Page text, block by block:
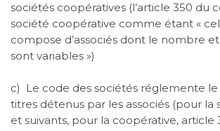
sociétés coopératives (l’article 350 du
société coopérative comme étant «
compose d’associés dont le nombre
sont variables »)
c)
Le code des sociétés réglemente
titres détenus par les associés (pour la
et suivants, pour la coopérative, article